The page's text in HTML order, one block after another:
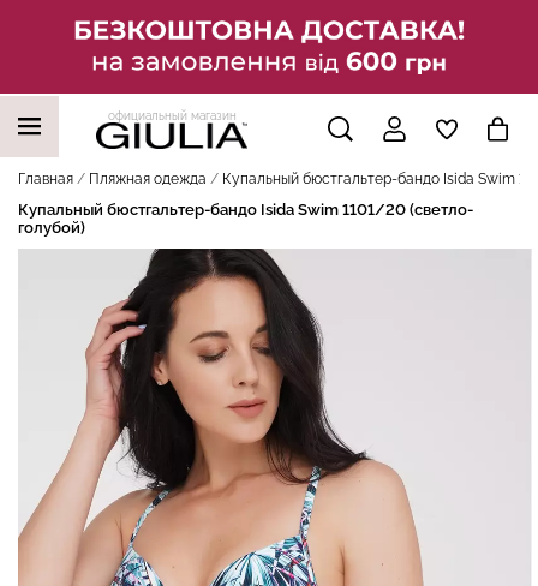
официальный магазин
Главная Пляжная одежда Купальный бюстгальтер-бандо Isida Swim
Купальный бюстгальтер-бандо Isida Swim 1101/20 (светло-
голубой)
НАШИ ТРЕНДОВЫЕ ТОВАРЫ